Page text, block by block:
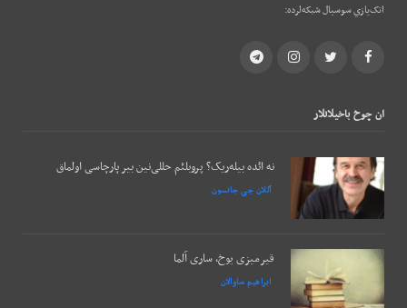
اتک‌يازي سوسيال شبکه‌لرده:
Facebook
Twitter
Instagram
Telegram
ان چوخ باخيلانلار
نه ائده بیله‌ریک؟ پروبلئم حللی‌نین بیر پارچاسی اولماق
آللان جی جانسون
قیرمیزی یوخ، ساری آلما
ابراهیم ساوالان